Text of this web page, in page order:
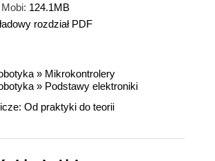
124.1MB
rozdział PDF
» Mikrokontrolery
» Podstawy elektroniki
Od praktyki do teorii